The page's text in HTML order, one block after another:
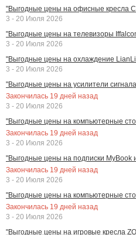
"Выгодные цены на офисные кресла
3 - 20 Июля 2026
"Выгодные цены на телевизоры
3 - 20 Июля 2026
"Выгодные цены на охлаждение
3 - 20 Июля 2026
"Выгодные цены на усилители
Закончилась 19 дней назад
3 - 20 Июля 2026
"Выгодные цены на компьютерные
Закончилась 19 дней назад
3 - 20 Июля 2026
"Выгодные цены на подписки MyBook
Закончилась 19 дней назад
3 - 20 Июля 2026
"Выгодные цены на компьютерные
Закончилась 19 дней назад
3 - 20 Июля 2026
"Выгодные цены на игровые кресла